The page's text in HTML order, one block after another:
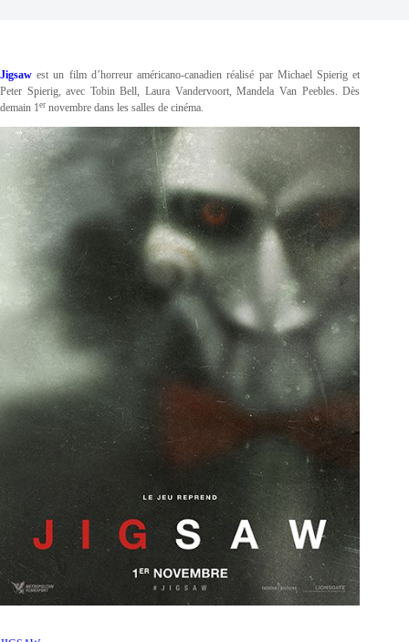
Jigsaw est un film d’horreur américano-canadien réalisé par Michael Spierig et
Peter Spierig, avec Tobin Bell, Laura Vandervoort, Mandela Van Peebles. Dès
demain 1er novembre dans les salles de cinéma.